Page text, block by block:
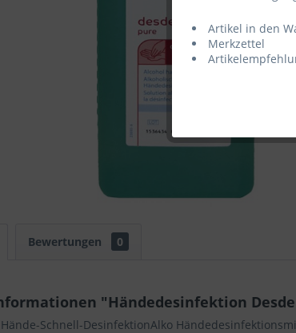
Bewertungen 0
"Händedesinfektion
Schnell-DesinfektionAlko
Artikel in den
Merkzettel